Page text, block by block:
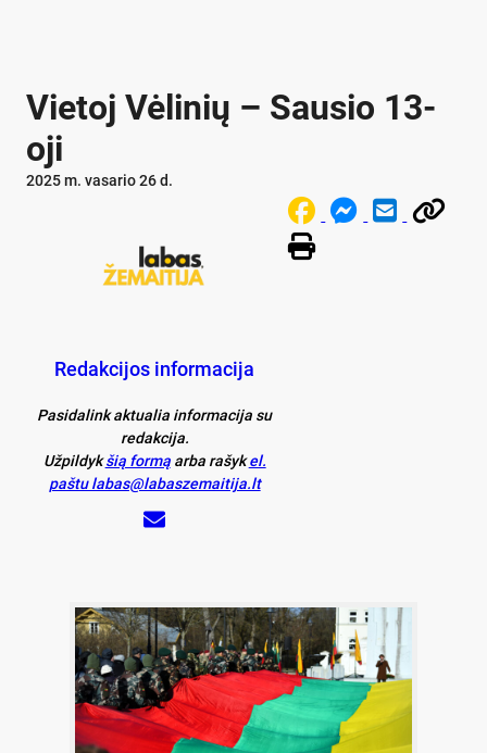
Vietoj Vėlinių – Sausio 13-
oji
2025 m. vasario 26 d.
Redakcijos informacija
Pasidalink aktualia informacija su
redakcija.
Užpildykšią formąarba rašykel.
paštu labas@labaszemaitija.lt